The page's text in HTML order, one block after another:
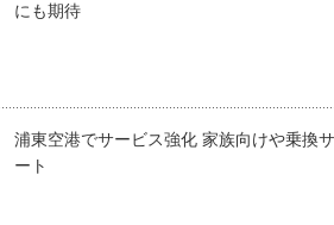
にも期待
浦東空港でサービス強化 家族向けや乗換
ート